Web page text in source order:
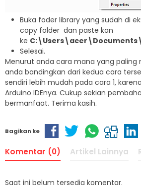
Buka foder library yang sudah di
copy folder dan paste kan
ke
Selesai.
Menurut anda cara mana yang paling
anda bandingkan dari kedua cara
sendiri lebih mudah pada cara 1,
Arduino IDEnya. Cukup sekian
bermanfaat. Terima kasih.
Bagikan ke
Komentar (0) Artikel Lainnya
Saat ini belum tersedia komentar.